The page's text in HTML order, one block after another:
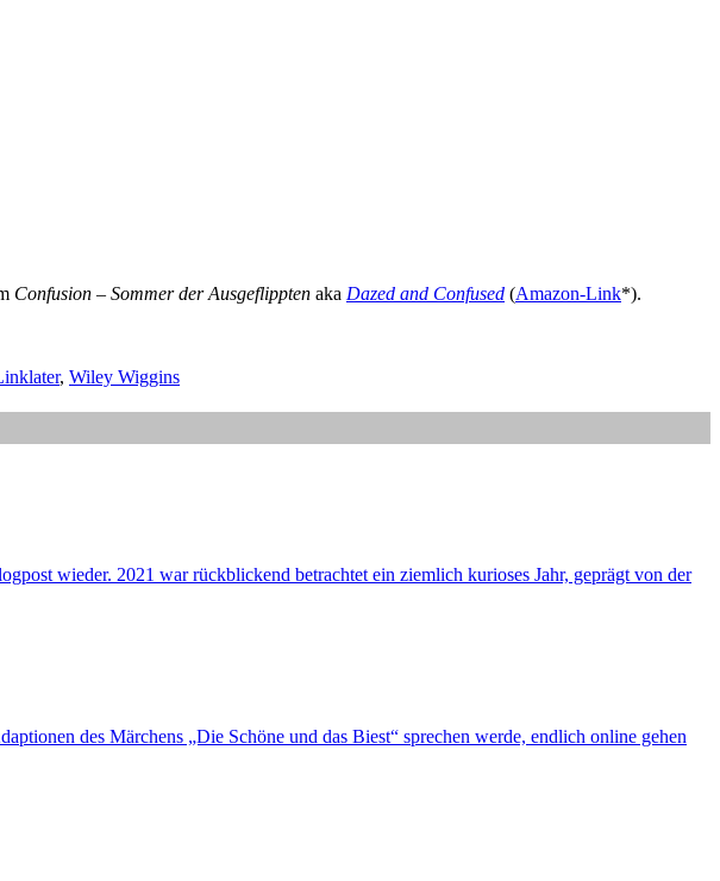
Confusion – Sommer der Ausgeflippten aka Dazed and Confused (Amazon-Link*).
, Wiley Wiggins
wieder. 2021 war rückblickend betrachtet ein ziemlich kurioses Jahr, geprägt von der
des Märchens „Die Schöne und das Biest“ sprechen werde, endlich online gehen